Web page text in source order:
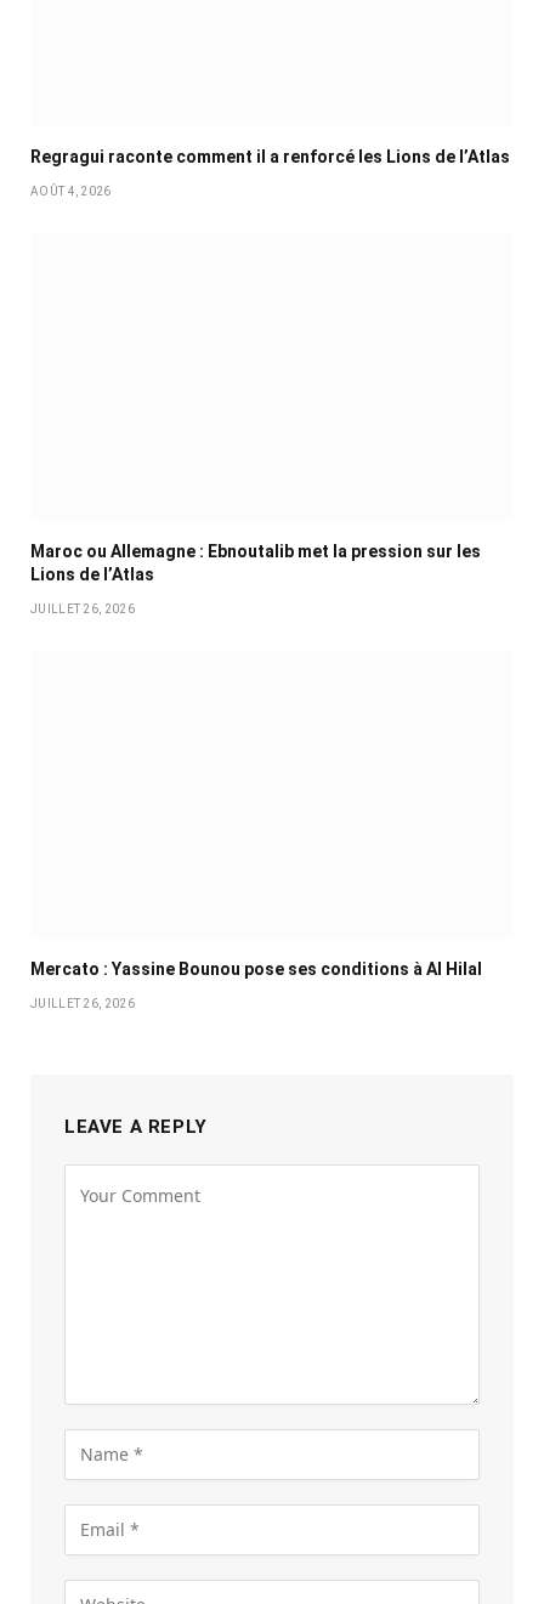
Regragui raconte comment il a renforcé les Lions de l’Atlas
AOÛT 4, 2026
Maroc ou Allemagne : Ebnoutalib met la pression sur les
Lions de l’Atlas
JUILLET 26, 2026
Mercato : Yassine Bounou pose ses conditions à Al Hilal
JUILLET 26, 2026
LEAVE A REPLY